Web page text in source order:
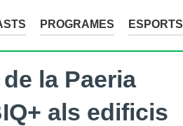
PROGRAMES ESPORTS
la Paeria
als edificis